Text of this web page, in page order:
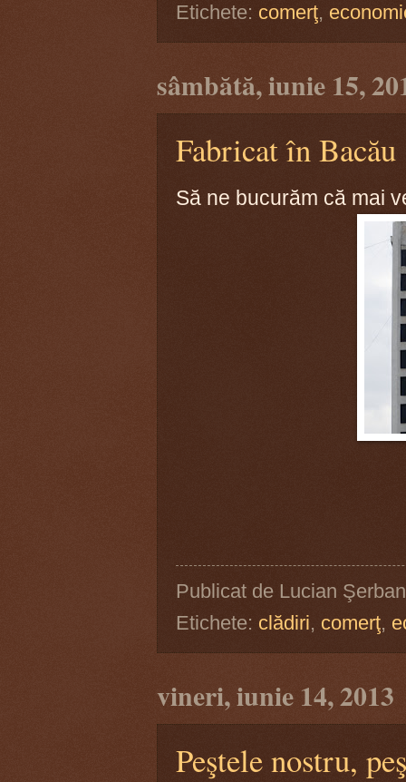
Etichete: comerţ,
sâmbătă, iunie 15,
Fabricat în Bacău
Să ne bucurăm că mai
Publicat de Lucian Şerban
Etichete: clădiri, comerţ,
vineri, iunie 14, 2013
Peştele nostru,